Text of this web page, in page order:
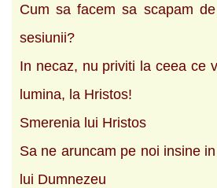
Cum sa facem sa scapam
sesiunii?
In necaz, nu priviti la ceea ce
lumina, la Hristos!
Smerenia lui Hristos
Sa ne aruncam pe noi insine
lui Dumnezeu